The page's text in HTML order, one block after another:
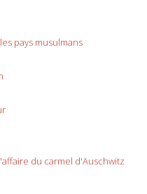
pays musulmans
du carmel d'Auschwitz